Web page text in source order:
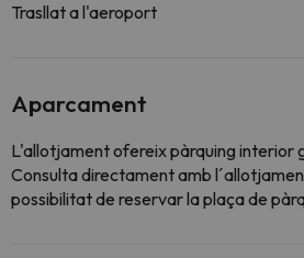
Trasllat a l'aeroport
Aparcament
L'allotjament ofereix pàrquing interior
Consulta directament amb
possibilitat de reservar la plaça de